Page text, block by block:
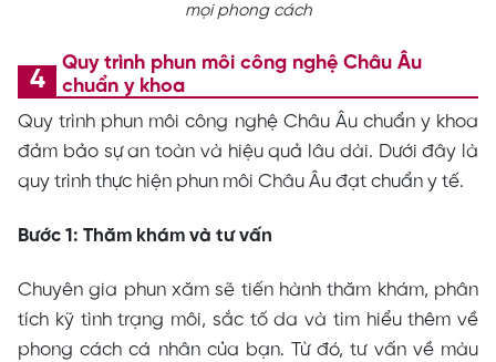
mọi phong cách
Quy trình phun môi công nghệ Châu Âu
chuẩn y khoa
Quy trình phun môi công nghệ Châu Âu chuẩn y khoa
đảm bảo sự an toàn và hiệu quả lâu dài. Dưới đây là
quy trình thực hiện phun môi Châu Âu đạt chuẩn y tế.
Bước 1: Thăm khám và tư vấn
Chuyên gia phun xăm sẽ tiến hành thăm khám, phân
tích kỹ tình trạng môi, sắc tố da và tìm hiểu thêm về
phong cách cá nhân của bạn. Từ đó, tư vấn về màu